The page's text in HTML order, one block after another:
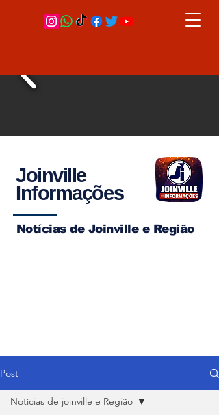
Joinville
Informações
Notícias de Joinville e Região
Post
Notícias de joinville e Região